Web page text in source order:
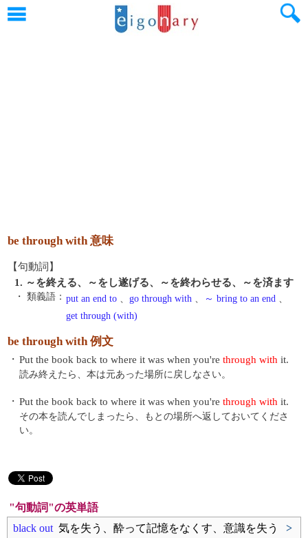
be through with 意味
【句動詞】
1. ～を終える、～をし遂げる、～を終わらせる、～を済ます
・ 類義語： put an end to 、 go through with 、 ～ bring to an end 、
get through (with)
be through with 例文
・ Put the book back to where it was when you're through with it.
読み終えたら、本は元あった場所に戻しなさい。
・ Put the book back to where it was when you're through with it.
その本を読んでしまったら、もとの場所へ返しておいてくださ
い。
"句動詞"の英単語
black out 気を失う、酔って記憶をなくす、意識を失う
>